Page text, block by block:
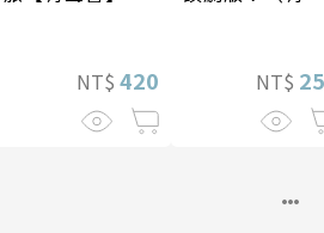
NT$ 420 NT$